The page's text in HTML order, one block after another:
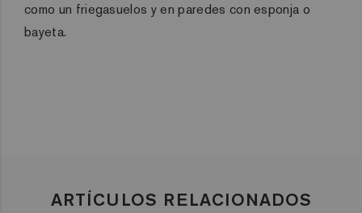
como un friegasuelos y en paredes con esponja o
bayeta.
ARTÍCULOS RELACIONADOS